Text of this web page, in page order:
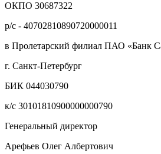
ОКПО 30687322
р/с - 40702810890720000011
в Пролетарский филиал ПАО «Банк
г. Санкт-Петербург
БИК 044030790
к/с 30101810900000000790
Генеральный директор
Арефьев Олег Албертович